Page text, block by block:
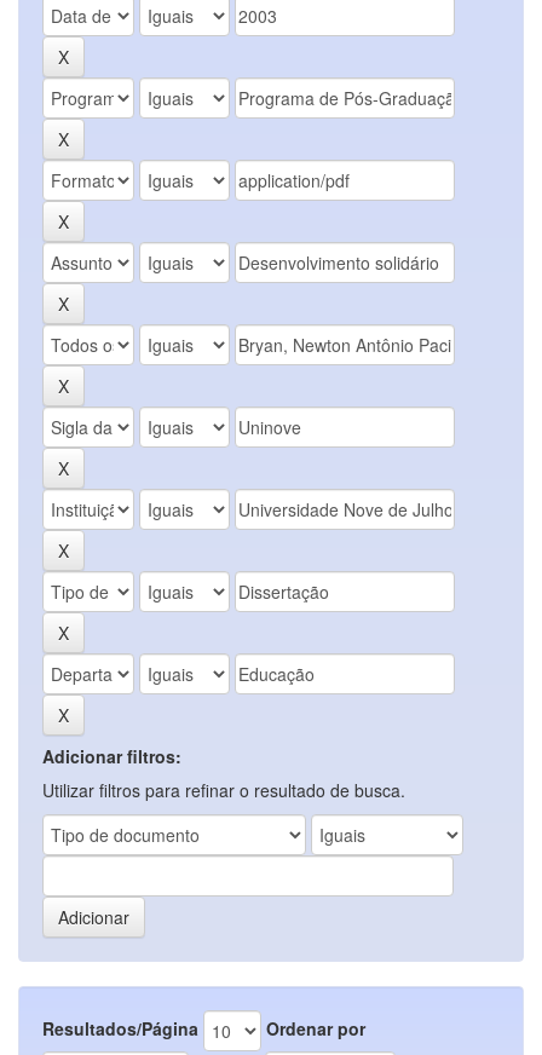
Adicionar filtros:
Utilizar filtros para refinar o resultado de busca.
Resultados/Página Ordenar por